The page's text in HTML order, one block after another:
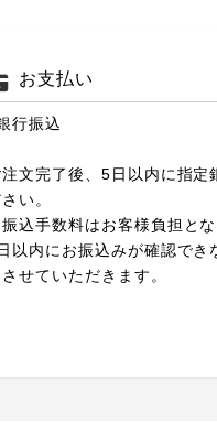
お支払い
行振込
注文完了後、5日以内に指定
い。
込手数料はお客様負担とな
以内にお振込みが確認でき
させていただきます。